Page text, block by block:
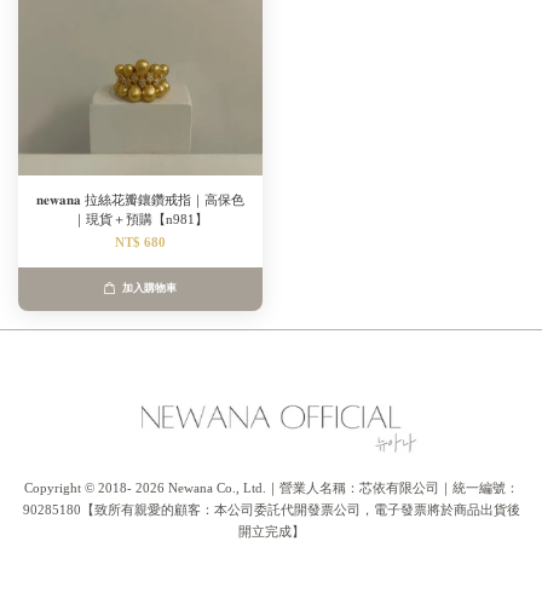
𝐧𝐞𝐰𝐚𝐧𝐚 拉絲花瓣鑲鑽戒指｜高保色
｜現貨＋預購【n981】
NT$ 680
加入購物車
Copyright © 2018- 2026 Newana Co., Ltd.｜營業人名稱：芯依有限公司｜統一編號：
90285180【致所有親愛的顧客：本公司委託代開發票公司，電子發票將於商品出貨後
開立完成】